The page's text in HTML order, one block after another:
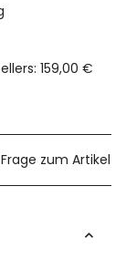
: 159,00 €
Frage zum Artikel